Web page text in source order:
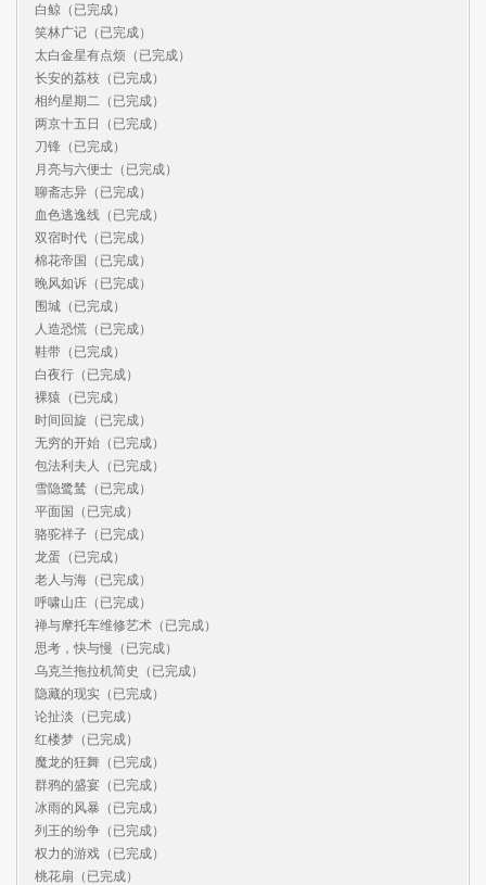
白鲸（已完成）
笑林广记（已完成）
太白金星有点烦（已完成）
长安的荔枝（已完成）
相约星期二（已完成）
两京十五日（已完成）
刀锋（已完成）
月亮与六便士（已完成）
聊斋志异（已完成）
血色逃逸线（已完成）
双宿时代（已完成）
棉花帝国（已完成）
晚风如诉（已完成）
围城（已完成）
人造恐慌（已完成）
鞋带（已完成）
白夜行（已完成）
裸猿（已完成）
时间回旋（已完成）
无穷的开始（已完成）
包法利夫人（已完成）
雪隐鹭鸶（已完成）
平面国（已完成）
骆驼祥子（已完成）
龙蛋（已完成）
老人与海（已完成）
呼啸山庄（已完成）
禅与摩托车维修艺术（已完成）
思考，快与慢（已完成）
乌克兰拖拉机简史（已完成）
隐藏的现实（已完成）
论扯淡（已完成）
红楼梦（已完成）
魔龙的狂舞（已完成）
群鸦的盛宴（已完成）
冰雨的风暴（已完成）
列王的纷争（已完成）
权力的游戏（已完成）
桃花扇（已完成）